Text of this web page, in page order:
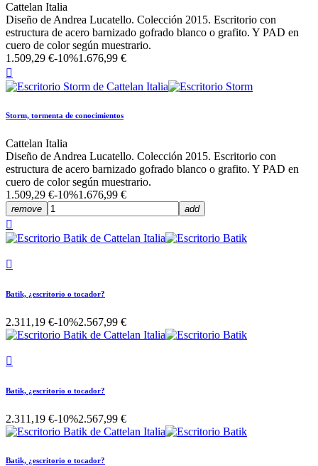
Cattelan Italia
Diseño de Andrea Lucatello. Colección 2015. Escritorio con
estructura de acero barnizado gofrado blanco o grafito. Y PAD en
cuero de color según muestrario.
1.509,29 €-10%1.676,99 €

Storm, tormenta de conocimientos
Cattelan Italia
Diseño de Andrea Lucatello. Colección 2015. Escritorio con
estructura de acero barnizado gofrado blanco o grafito. Y PAD en
cuero de color según muestrario.
1.509,29 €-10%1.676,99 €
remove add


Batik, ¿escritorio o tocador?
2.311,19 €-10%2.567,99 €

Batik, ¿escritorio o tocador?
2.311,19 €-10%2.567,99 €
Batik, ¿escritorio o tocador?